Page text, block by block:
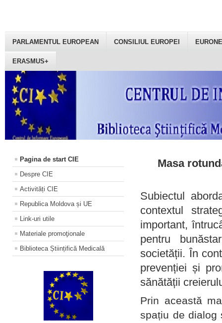
PARLAMENTUL EUROPEAN CONSILIUL EUROPEI
ERASMUS+
Pagina de start CIE
Despre CIE
Activități CIE
Republica Moldova și UE
Link-uri utile
Materiale promoţionale
Biblioteca Științifică Medicală
Masa
Subiectul
contextul
important,
pentru
societății. În
prevenției și
sănătății
Prin această
spațiu de dialog